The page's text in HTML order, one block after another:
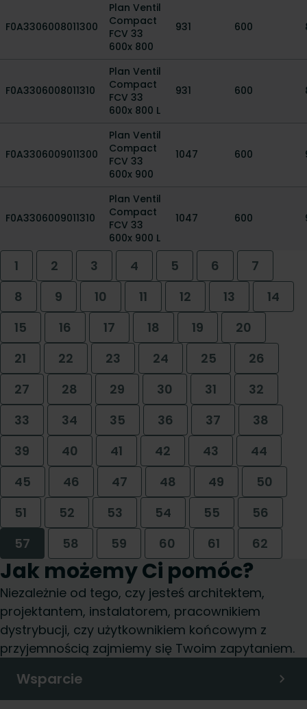
F0A3306008011300
Plan Ventil
Compact
FCV 33
600x 800
931 600
F0A3306008011310
Plan Ventil
Compact
FCV 33
600x 800 L
931 600
F0A3306009011300
Plan Ventil
Compact
FCV 33
600x 900
1047 600
F0A3306009011310
Plan Ventil
Compact
FCV 33
600x 900 L
1047 600
1 2 3 4 5 6
7
8
9 10 11 12 13
14
15
16 17 18 19
20
21
22 23 24 25
26
27
28 29 30 31
32
33
34 35 36 37
38
39
40 41 42 43
44
45
46 47 48 49
50
51
52 53 54 55
56
57
58 59 60 61 62
Jak możemy Ci pomóc?
Niezależnie od tego, czy jesteś architektem,
projektantem, instalatorem, pracownikiem
dystrybucji, czy użytkownikiem końcowym z
przyjemnością zajmiemy się Twoim zapytaniem.
Wsparcie